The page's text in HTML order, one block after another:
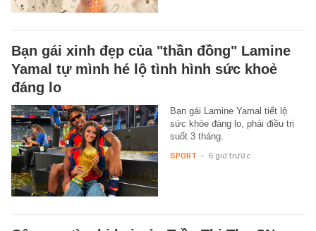
Bạn gái xinh đẹp của "thần đồng" Lamine
Yamal tự mình hé lộ tình hình sức khoẻ
đáng lo
Bạn gái Lamine Yamal tiết lộ
sức khỏe đáng lo, phải điều trị
suốt 3 tháng.
SPORT - 6 giờ trước